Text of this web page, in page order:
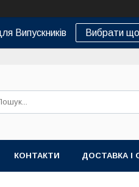
Випускників Вибрати
КОНТАКТИ ДОСТАВКА І